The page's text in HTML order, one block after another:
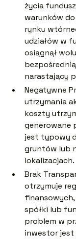
życia
warunków
rynku
udziałów w
osiągnął
narastający
Negatywne
utrzymania
koszty
generowane
jest typowy
gruntów lub
lokalizacjach.
Brak
otrzymuje
finansowych,
spółki lub
problem w
inwestor jest